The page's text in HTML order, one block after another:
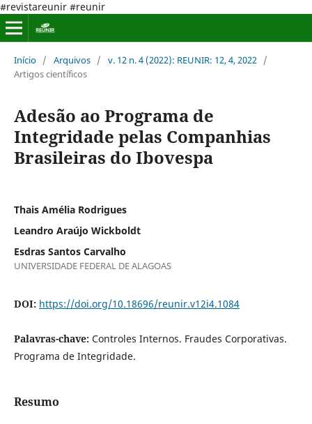
#revistareunir #reunir
Início / Arquivos / v. 12 n. 4 (2022): REUNIR: 12, 4, 2022 /
Artigos científicos
Adesão ao Programa de
Integridade pelas Companhias
Brasileiras do Ibovespa
Thais Amélia Rodrigues
Leandro Araújo Wickboldt
Esdras Santos Carvalho
UNIVERSIDADE FEDERAL DE ALAGOAS
DOI: https://doi.org/10.18696/reunir.v12i4.1084
Palavras-chave: Controles Internos. Fraudes Corporativas.
Programa de Integridade.
Resumo